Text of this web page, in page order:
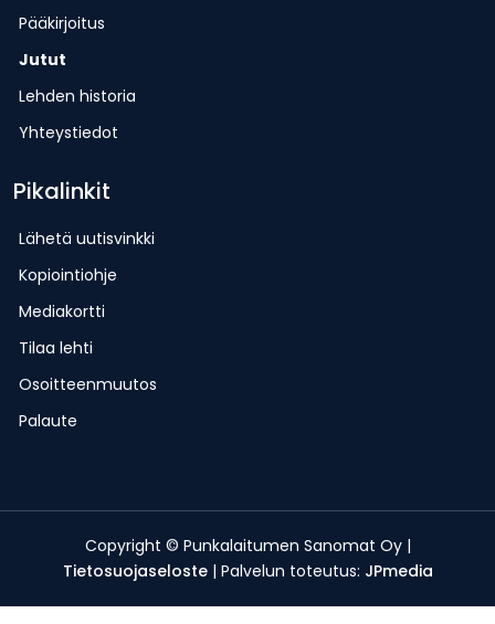
Pääkirjoitus
Jutut
Lehden historia
Yhteystiedot
Pikalinkit
Lähetä uutisvinkki
Kopiointiohje
Mediakortti
Tilaa lehti
Osoitteenmuutos
Palaute
Copyright © Punkalaitumen Sanomat Oy |
Tietosuojaseloste| Palvelun toteutus: JPmedia